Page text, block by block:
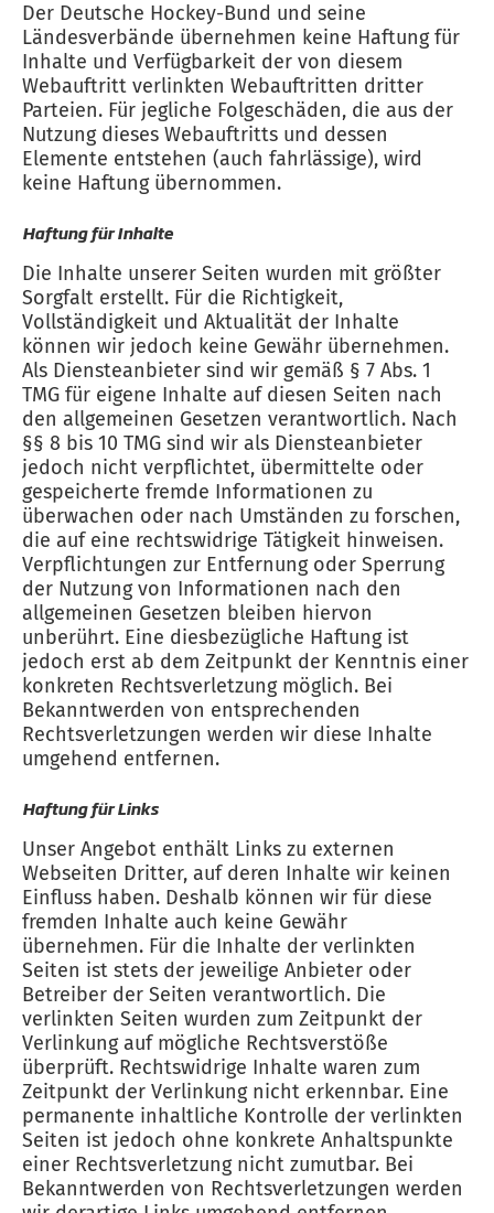
Der Deutsche Hockey-Bund und seine
Ländesverbände übernehmen keine Haftung für
Inhalte und Verfügbarkeit der von diesem
Webauftritt verlinkten Webauftritten dritter
Parteien. Für jegliche Folgeschäden, die aus der
Nutzung dieses Webauftritts und dessen
Elemente entstehen (auch fahrlässige), wird
keine Haftung übernommen.
Haftung für Inhalte
Die Inhalte unserer Seiten wurden mit größter
Sorgfalt erstellt. Für die Richtigkeit,
Vollständigkeit und Aktualität der Inhalte
können wir jedoch keine Gewähr übernehmen.
Als Diensteanbieter sind wir gemäß § 7 Abs. 1
TMG für eigene Inhalte auf diesen Seiten nach
den allgemeinen Gesetzen verantwortlich. Nach
§§ 8 bis 10 TMG sind wir als Diensteanbieter
jedoch nicht verpflichtet, übermittelte oder
gespeicherte fremde Informationen zu
überwachen oder nach Umständen zu forschen,
die auf eine rechtswidrige Tätigkeit hinweisen.
Verpflichtungen zur Entfernung oder Sperrung
der Nutzung von Informationen nach den
allgemeinen Gesetzen bleiben hiervon
unberührt. Eine diesbezügliche Haftung ist
jedoch erst ab dem Zeitpunkt der Kenntnis einer
konkreten Rechtsverletzung möglich. Bei
Bekanntwerden von entsprechenden
Rechtsverletzungen werden wir diese Inhalte
umgehend entfernen.
Haftung für Links
Unser Angebot enthält Links zu externen
Webseiten Dritter, auf deren Inhalte wir keinen
Einfluss haben. Deshalb können wir für diese
fremden Inhalte auch keine Gewähr
übernehmen. Für die Inhalte der verlinkten
Seiten ist stets der jeweilige Anbieter oder
Betreiber der Seiten verantwortlich. Die
verlinkten Seiten wurden zum Zeitpunkt der
Verlinkung auf mögliche Rechtsverstöße
überprüft. Rechtswidrige Inhalte waren zum
Zeitpunkt der Verlinkung nicht erkennbar. Eine
permanente inhaltliche Kontrolle der verlinkten
Seiten ist jedoch ohne konkrete Anhaltspunkte
einer Rechtsverletzung nicht zumutbar. Bei
Bekanntwerden von Rechtsverletzungen werden